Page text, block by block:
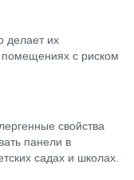
делает их
с риском
свойства
панели в
садах и школах.